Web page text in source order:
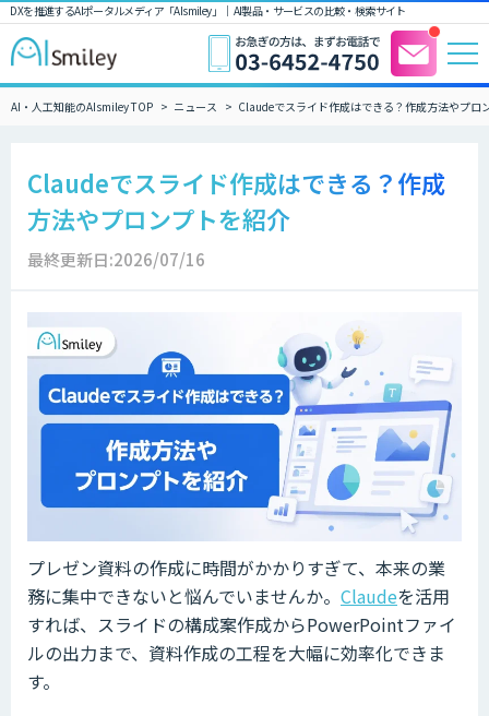
DXを推進するAIポータルメディア「AIsmiley」｜ AI製品・サービスの比較・検索サイト
AI・人工知能のAIsmiley TOP ニュース Claudeでスライド作成はできる？作成方法やプロ
Claudeでスライド作成はできる？作成
方法やプロンプトを紹介
最終更新日:2026/07/16
プレゼン資料の作成に時間がかかりすぎて、本来の業
務に集中できないと悩んでいませんか。 Claudeを活用
すれば、スライドの構成案作成からPowerPointファイ
ルの出力まで、資料作成の工程を大幅に効率化できま
す。